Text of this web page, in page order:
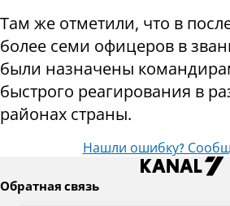
Там же отметили, что в
более семи офицеров в
были назначены
быстрого реагирования в
районах страны.
Нашли ошибку?
Обратная связь